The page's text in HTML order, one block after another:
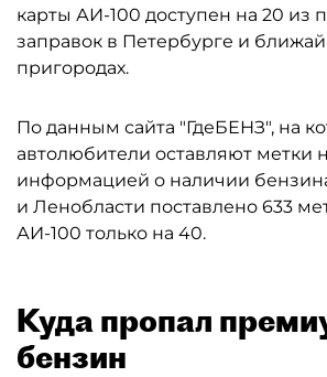
карты АИ-100 доступен на 20 из
заправок в Петербурге и
пригородах.
По данным сайта "ГдеБЕНЗ", на
автолюбители оставляют метки
информацией о наличии
и Ленобласти поставлено 633
АИ-100 только на 40.
Куда пропал
бензин